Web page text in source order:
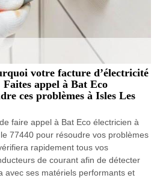
votre facture d’électricité
Faites appel à Bat Eco
ces problèmes à Isles Les
faire appel à Bat Eco électricien à
77440 pour résoudre vos problèmes
rapidement tous vos
de courant afin de détecter
avec ses matériels performants et